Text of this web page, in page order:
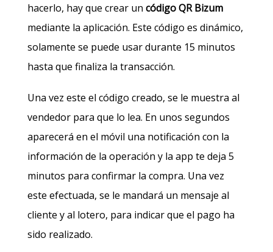
hacerlo, hay que crear un código QR Bizum
mediante la aplicación. Este código es dinámico,
solamente se puede usar durante 15 minutos
hasta que finaliza la transacción.
Una vez este el código creado, se le muestra al
vendedor para que lo lea. En unos segundos
aparecerá en el móvil una notificación con la
información de la operación y la app te deja 5
minutos para confirmar la compra. Una vez
este efectuada, se le mandará un mensaje al
cliente y al lotero, para indicar que el pago ha
sido realizado.